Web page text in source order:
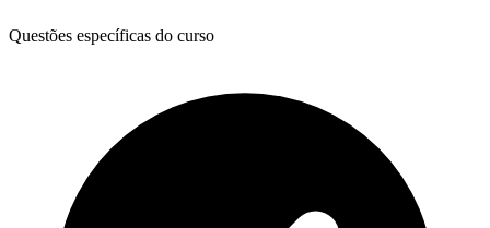
Questões específicas do curso